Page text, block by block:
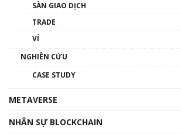
SÀN GIAO DỊCH
TRADE
VÍ
NGHIÊN CỨU
CASE STUDY
METAVERSE
NHÂN SỰ BLOCKCHAIN